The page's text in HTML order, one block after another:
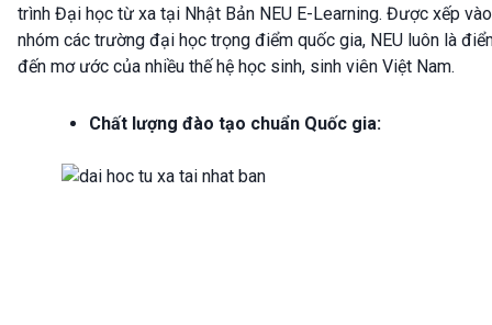
trình Đại học từ xa tại Nhật Bản NEU E-Learning. Được xếp vào
nhóm các trường đại học trọng điểm quốc gia, NEU luôn là
đến mơ ước của nhiều thế hệ học sinh, sinh viên Việt Nam.
Chất lượng đào tạo chuẩn Quốc gia: